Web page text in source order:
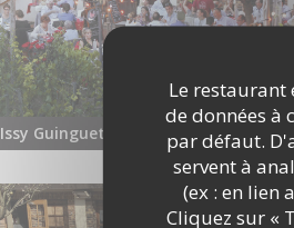
Le restaurant
de données à
par défaut.
servent à
(ex : en lien
Cliquez sur «
Issy Guinguette en toutes saisons !